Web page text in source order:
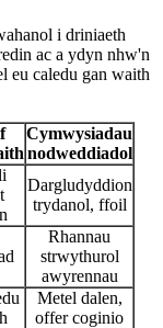
i driniaeth
ac a ydyn nhw'n
eu caledu gan waith
Cymwysiadau
nodweddiadol
Dargludyddion
trydanol, ffoil
Rhannau
strwythurol
awyrennau
Metel dalen,
offer coginio